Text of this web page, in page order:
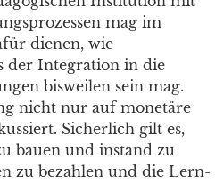
mag im
dienen, wie
der Integration in die
bisweilen sein mag.
nicht nur auf monetäre
Sicherlich gilt es,
bauen und instand zu
zu bezahlen und die Lern-